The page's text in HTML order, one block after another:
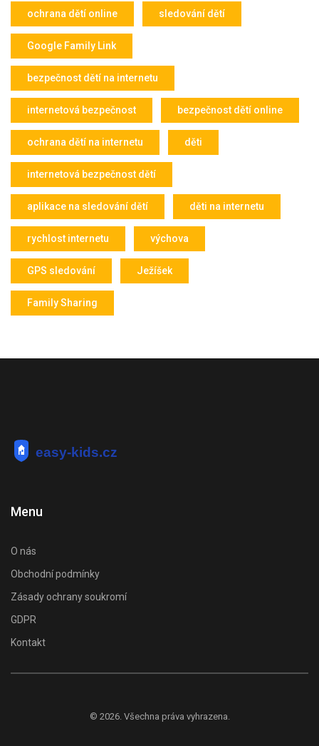
ochrana dětí online sledování dětí
Google Family Link
bezpečnost dětí na internetu
internetová bezpečnost bezpečnost dětí online
ochrana dětí na internetu děti
internetová bezpečnost dětí
aplikace na sledování dětí děti na internetu
rychlost internetu výchova
GPS sledování Ježíšek
Family Sharing
Menu
O nás
Obchodní podmínky
Zásady ochrany soukromí
GDPR
Kontakt
© 2026. Všechna práva vyhrazena.